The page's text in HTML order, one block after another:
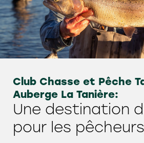
Club Chasse et Pêche
Auberge La Tanière:
Une destination
pour les pêcheurs